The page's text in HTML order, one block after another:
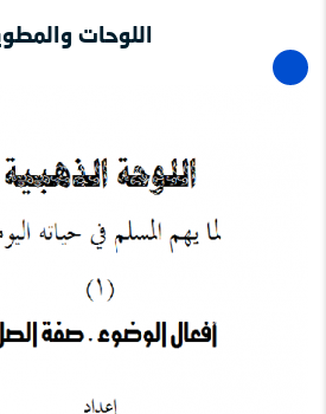
اللوحات